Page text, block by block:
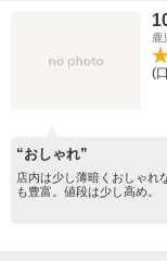
鹿
(
“おしゃれ”
店内は少し薄暗くおしゃれ
も豊富。値段は少し高め。